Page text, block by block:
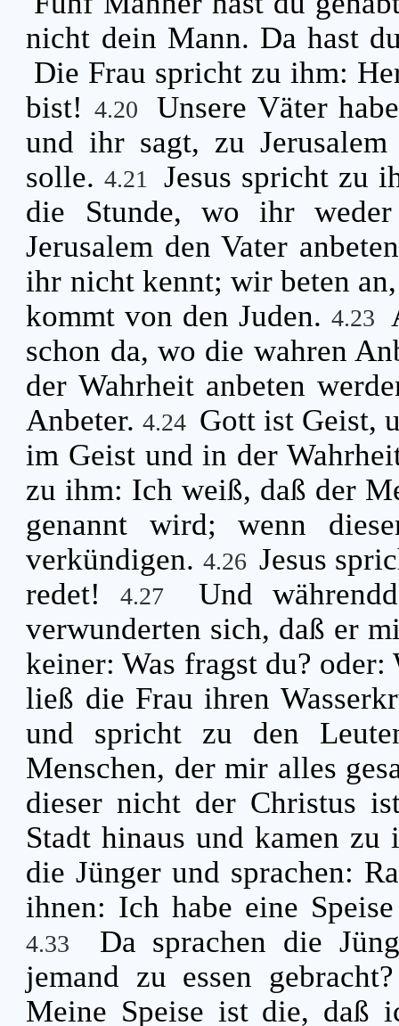
nicht dein Mann. Da hast
Die Frau spricht zu ihm:
bist! 4.20
Unsere Väter
und ihr sagt, zu
solle.4.21
Jesus spricht zu
die Stunde, wo ihr
Jerusalem den Vater
ihr nicht kennt; wir beten
kommt von den Juden.4.23
schon da, wo die wahren
der Wahrheit anbeten
Anbeter.4.24 Gott ist Geist,
im Geist und in der
zu ihm: Ich weiß, daß der
genannt wird; wenn
verkündigen. 4.26 Jesus
redet!4.27
Und
verwunderten sich, daß er
keiner: Was fragst du?
ließ die Frau ihren
und spricht zu den
Menschen, der mir alles
dieser nicht der Christus
Stadt hinaus und kamen
die Jünger und sprachen:
ihnen: Ich habe eine
4.33
Da sprachen die
jemand zu essen
Meine Speise ist die, daß